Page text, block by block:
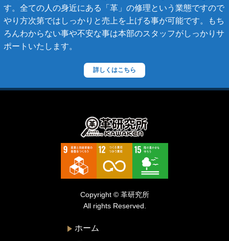
ステラーズ
セリーヌ
ダニエル・ボブ
ディーゼル
トゥモローランド
ドルチェ&ガッバーナ
す。全ての人の身近にある「革」の修理という業態ですので
やり方次第ではしっかりと売上を上げる事が可能です。もち
ろんわからない事や不安な事は本部のスタッフがしっかりサ
ポートいたします。
詳しくはこちら
Copyright © 革研究所
All rights Reserved.
ホーム